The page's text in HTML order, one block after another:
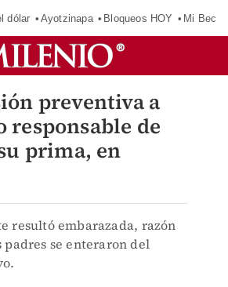
dólar Ayotzinapa Bloqueos HOY Mi Beca
preventiva a
responsable de
prima, en
resultó embarazada, razón
padres se enteraron del